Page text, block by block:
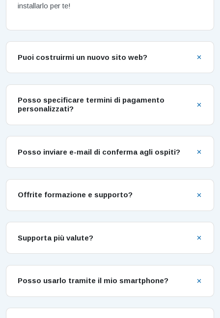
installarlo per te!
Puoi costruirmi un nuovo sito web?
Posso specificare termini di pagamento
personalizzati?
Posso inviare e-mail di conferma agli ospiti?
Offrite formazione e supporto?
Supporta più valute?
Posso usarlo tramite il mio smartphone?